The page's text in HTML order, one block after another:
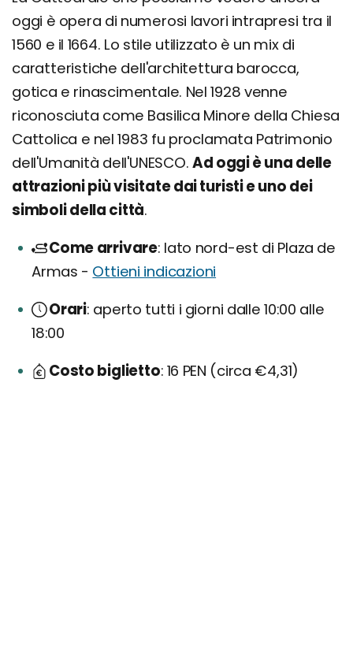
oggi è opera di numerosi lavori intrapresi tra il
1560 e il 1664. Lo stile utilizzato è un mix di
caratteristiche dell'architettura barocca,
gotica e rinascimentale. Nel 1928 venne
riconosciuta come Basilica Minore della Chiesa
Cattolica e nel 1983 fu proclamata Patrimonio
dell'Umanità dell'UNESCO. Ad oggi è una delle
attrazioni più visitate dai turisti e uno dei
simboli della città.
Come arrivare lato nord-est di Plaza de
Armas - Ottieni indicazioni
Orari aperto tutti i giorni dalle 10:00 alle
18:00
Costo biglietto 16 PEN (circa €4,31)